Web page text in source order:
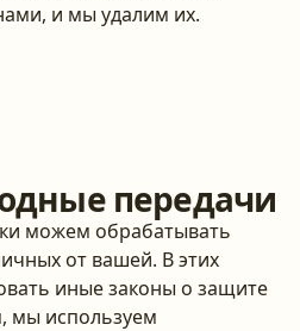
и мы удалим их.
передачи
можем обрабатывать
от вашей. В этих
иные законы о защите
мы используем